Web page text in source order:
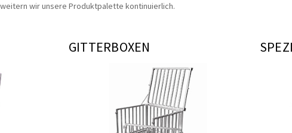
wir unsere Produktpalette kontinuierlich.
GITTERBOXEN